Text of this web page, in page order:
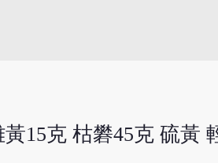
15克 枯礬45克 硫黃